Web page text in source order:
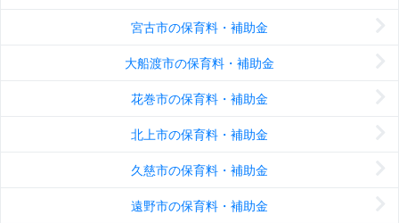
宮古市の保育料・補助金
大船渡市の保育料・補助金
花巻市の保育料・補助金
北上市の保育料・補助金
久慈市の保育料・補助金
遠野市の保育料・補助金